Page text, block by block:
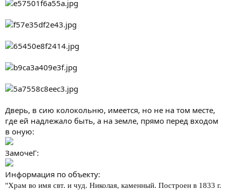
Дверь, в сию колокольню, имеется, но не на том месте,
где ей надлежало быть, а на земле, прямо перед входом
в оную:
ЗамочеГ:
Информация по объекту:
"Храм во имя свт. и чуд. Николая, каменный. Построен в 1833 г.